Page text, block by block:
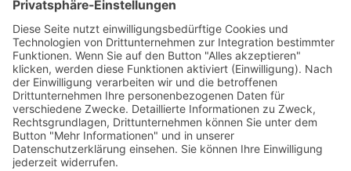
sorgfältig ausgewählte Liste von Kinderärzten, die
sich auf die einzigartigen Bedürfnisse von Kindern
spezialisiert haben. Diese Ärzte bieten
Vorsorgeuntersuchungen, Impfungen,
Behandlungen von Kinderkrankheiten und eine
einfühlsame Betreuung an, um sicherzustellen,
dass Ihre Kinder gesund und glücklich aufwachsen.
Verlassen Sie sich auf unser Branchenportal, um
den besten Augenarzt und
Kinderarzt Argenthal
zu